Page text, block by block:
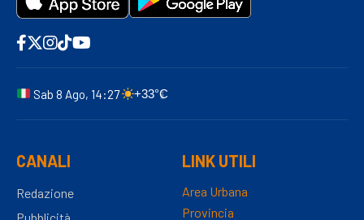
Sab 8 Ago, 14:27 +33°C
CANALI
Redazione
LINK UTILI
Area Urbana
Provincia